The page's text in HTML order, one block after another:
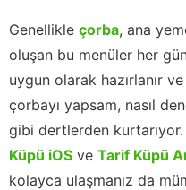
Genellikle çorba, ana
oluşan bu menüler her
uygun olarak hazırlanır
çorbayı yapsam, nasıl
gibi dertlerden kurtarıyor.
Küpü iOS ve Tarif Küpü
kolayca ulaşmanız da